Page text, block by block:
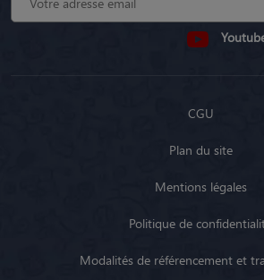
CGU
Plan du site
Mentions légales
Politique de
Modalités de référencement et